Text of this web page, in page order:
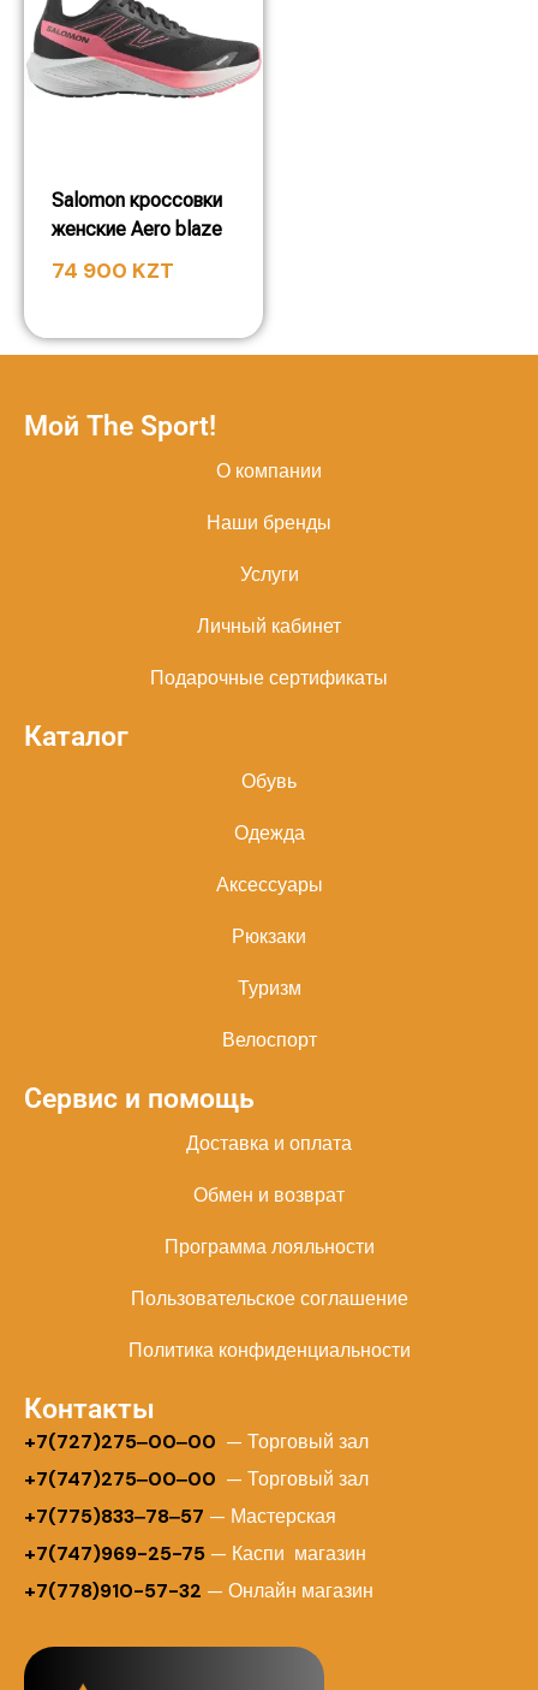
Salomon кроссовки
женские Aero blaze
74 900 KZT
Мой The Sport!
О компании
Наши бренды
Услуги
Личный кабинет
Подарочные сертификаты
Каталог
Обувь
Одежда
Аксессуары
Рюкзаки
Туризм
Велоспорт
Сервис и помощь
Доставка и оплата
Обмен и возврат
Программа лояльности
Пользовательское соглашение
Политика конфиденциальности
Контакты
+7(727)275‒00‒00 — Торговый зал
+7(747)275‒00‒00 — Торговый зал
+7(775)833‒78‒57 — Мастерская
+7(747)969-25-75 — Каспи магазин
+7(778)910-57-32 — Онлайн магазин